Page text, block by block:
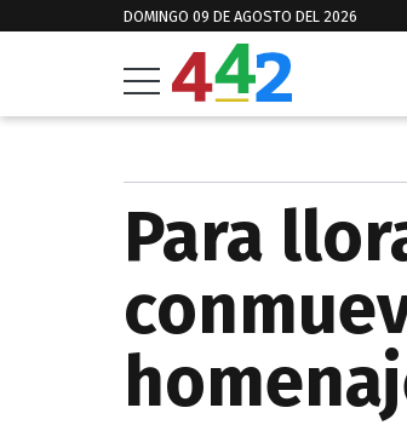
DOMINGO 09 DE AGOSTO DEL 2026
Para